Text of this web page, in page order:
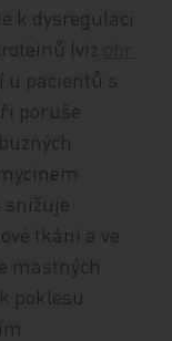
k dysregulaci
(viz
u pacientů s
poruše
snižuje
tkáni a ve
mastných
poklesu